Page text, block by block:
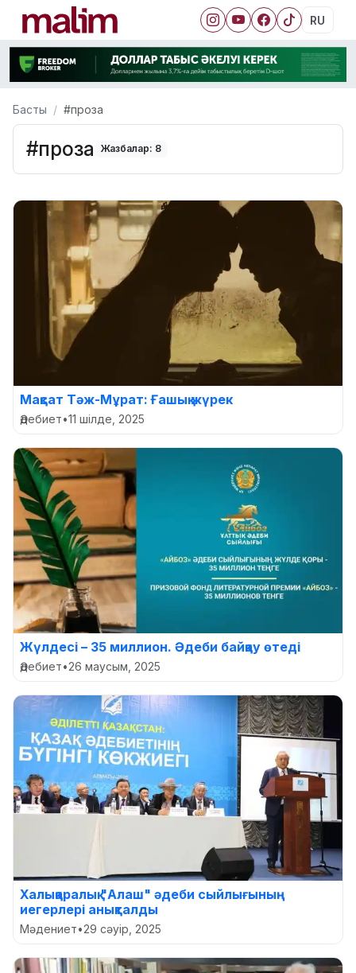
RU
Басты #проза
#проза Жазбалар: 8
Мақсат Тәж-Мұрат: Ғашық жүрек
Әдебиет•11 шілде, 2025
Жүлдесі – 35 миллион. Әдеби байқау өтеді
Әдебиет•26 маусым, 2025
Халықаралық "Алаш" әдеби сыйлығының
иегерлері анықталды
Мәдениет•29 сәуір, 2025